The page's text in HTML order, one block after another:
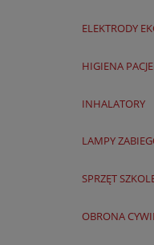
ELEKTRODY
HIGIENA
INHALATORY
LAMPY
SPRZĘT
OBRONA